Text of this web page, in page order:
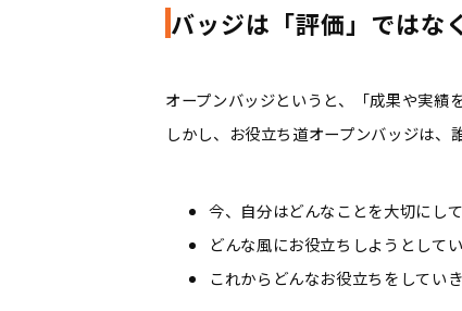
バッジは「評価」ではな
オープンバッジというと、「成果や実績
しかし、お役立ち道オープンバッジは、
今、自分はどんなことを大切にし
どんな風にお役立ちしようとして
これからどんなお役立ちをしてい